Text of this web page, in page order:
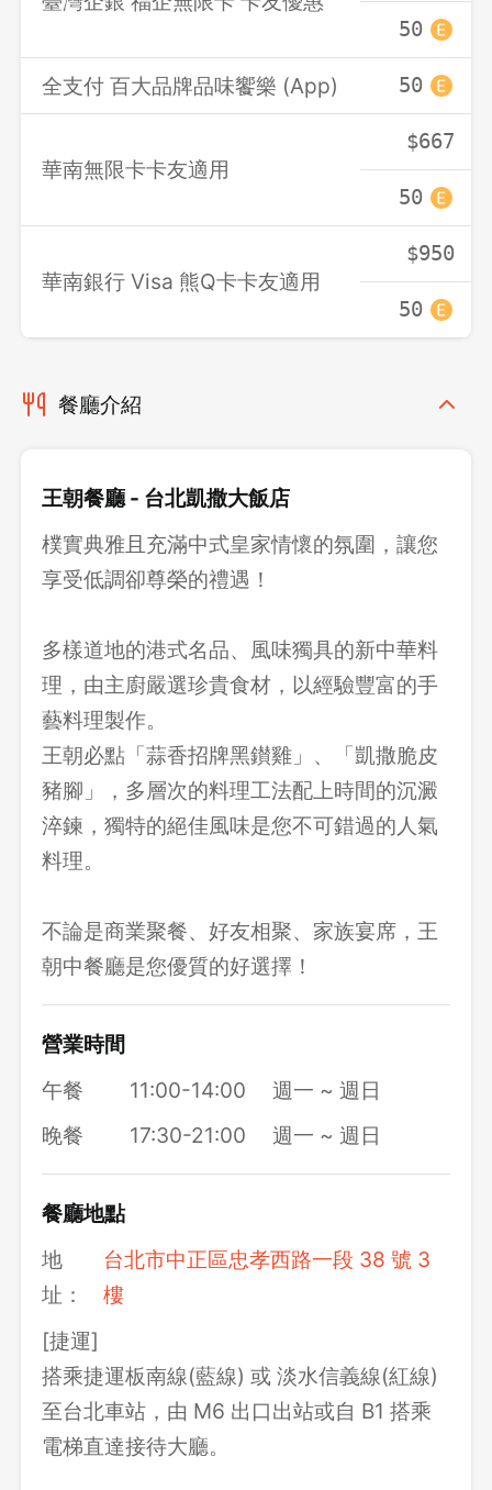
50
全支付 百大品牌品味饗樂 (App) 50
華南無限卡卡友適用
$667
50
華南銀行 Visa 熊Q卡卡友適用
$950
50
餐廳介紹
王朝餐廳 - 台北凱撒大飯店
樸實典雅且充滿中式皇家情懷的氛圍，讓您
享受低調卻尊榮的禮遇！
多樣道地的港式名品、風味獨具的新中華料
理，由主廚嚴選珍貴食材，以經驗豐富的手
藝料理製作。
王朝必點「蒜香招牌黑鑚雞」、「凱撒脆皮
豬腳」，多層次的料理工法配上時間的沉澱
淬鍊，獨特的絕佳風味是您不可錯過的人氣
料理。
不論是商業聚餐、好友相聚、家族宴席，王
朝中餐廳是您優質的好選擇！
營業時間
午餐
11:00-14:00
週一 ~ 週日
晚餐
17:30-21:00 週一 ~ 週日
餐廳地點
地
址：
台北市中正區忠孝西路一段 38 號 3
樓
[捷運]
搭乘捷運板南線(藍線) 或 淡水信義線(紅線)
至台北車站，由 M6 出口出站或自 B1 搭乘
電梯直達接待大廳。